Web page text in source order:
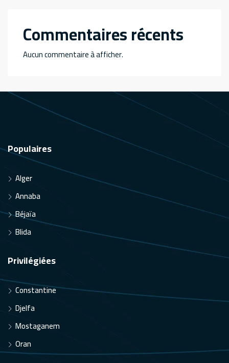
Commentaires récents
Aucun commentaire à afficher.
Populaires
Alger
Annaba
Béjaïa
Blida
Privilégiées
Constantine
Djelfa
Mostaganem
Oran